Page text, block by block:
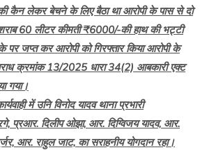
कैन लेकर बेचने के लिए बैठा था आरोपी के पास से दो
60 लीटर कीमती ₹6000/-की हाथ की भट्टी
पर जप्त कर आरोपी को गिरफ्तार किया आरोपी के
क्रमांक 13/2025 धारा 34(2) आबकारी एक्ट
गया।
में उनि विनोद यादव थाना प्रभारी
प्रआर. दिलीप ओझा, आर. दिग्विजय यादव, आर.
आर. राहुल जाट, का सराहनीय योगदान रहा।